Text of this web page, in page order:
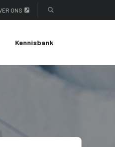
ONS
Kennisbank